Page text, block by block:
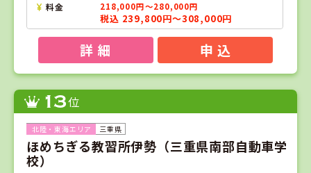
料金 218,000円～280,000円
税込 239,800円～308,000円
詳 細 申 込
13位
三重県
ほめちぎる教習所伊勢（三重県南部自動車学
校）